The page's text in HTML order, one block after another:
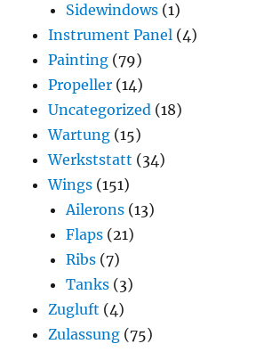
Sidewindows (1)
Instrument Panel (4)
Painting (79)
Propeller (14)
Uncategorized (18)
Wartung (15)
Werkststatt (34)
Wings (151)
Ailerons (13)
Flaps (21)
Ribs (7)
Tanks (3)
Zugluft (4)
Zulassung (75)